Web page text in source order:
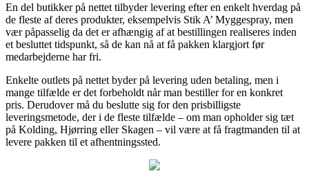
En del butikker på nettet tilbyder levering efter en enkelt hverdag på
de fleste af deres produkter, eksempelvis Stik A’ Myggespray, men
vær påpasselig da det er afhængig af at bestillingen realiseres inden
et besluttet tidspunkt, så de kan nå at få pakken klargjort før
medarbejderne har fri.
Enkelte outlets på nettet byder på levering uden betaling, men i
mange tilfælde er det forbeholdt når man bestiller for en konkret
pris. Derudover må du beslutte sig for den prisbilligste
leveringsmetode, der i de fleste tilfælde – om man opholder sig tæt
på Kolding, Hjørring eller Skagen – vil være at få fragtmanden til at
levere pakken til et afhentningssted.